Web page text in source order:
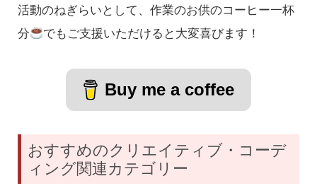
活動のねぎらいとして、作業のお供のコーヒー一杯
分
でもご支援いただけると大変喜びます！
Buy me a coffee
おすすめのクリエイティブ・コーデ
ィング関連カテゴリー